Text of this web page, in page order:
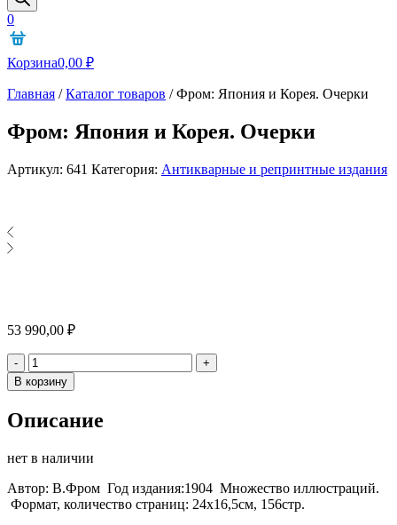
0
Корзина0,00 ₽
Главная /Каталог товаров /Фром: Япония и Корея. Очерки
Фром: Япония и Корея. Очерки
Артикул: 641 Категория: Антикварные и репринтные издания
53 990,00 ₽
- Количество
+
В корзину
Описание
нет в наличии
Автор: В.Фром Год издания:1904 Множество иллюстраций.
Формат, количество страниц: 24х16,5см, 156стр.